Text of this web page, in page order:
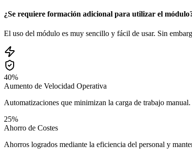
¿Se requiere formación adicional para utilizar el
El uso del módulo es muy sencillo y fácil de usar. Sin
40%
Aumento de Velocidad Operativa
Automatizaciones que minimizan la carga de trabajo manual.
25%
Ahorro de Costes
Ahorros logrados mediante la eficiencia del personal y